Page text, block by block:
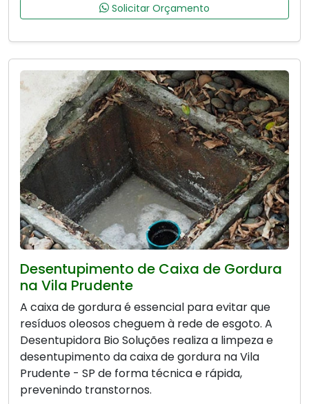
Solicitar Orçamento
Desentupimento de Caixa de Gordura
na Vila Prudente
A caixa de gordura é essencial para evitar que
resíduos oleosos cheguem à rede de esgoto. A
Desentupidora Bio Soluções realiza a limpeza e
desentupimento da caixa de gordura na Vila
Prudente - SP de forma técnica e rápida,
prevenindo transtornos.